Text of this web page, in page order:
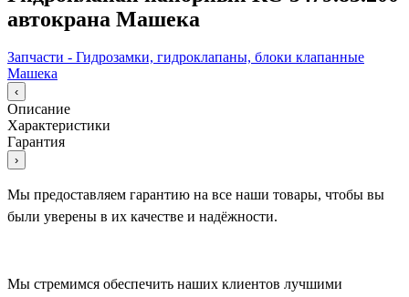
автокрана Машека
Запчасти - Гидрозамки, гидроклапаны, блоки клапанные
Машека
‹
Описание
Характеристики
Гарантия
›
Мы предоставляем гарантию на все наши товары, чтобы вы
были уверены в их качестве и надёжности.
Мы стремимся обеспечить наших клиентов лучшими